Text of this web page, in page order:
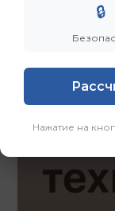
🔒
Нажатие на